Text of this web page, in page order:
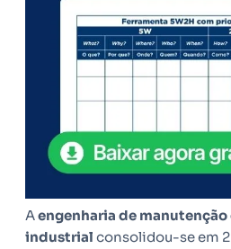
Aengenharia de
industrial consolidou-se em